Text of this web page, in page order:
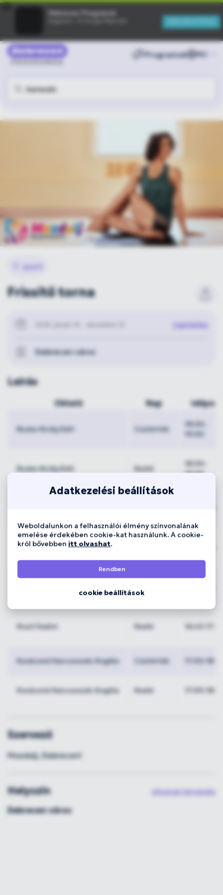
Programok
sport
Frissítő torna
naptárba
Debrecen város
Leírás
Oktató Nap
Budai-Király Edit Csütörtök
18:00-
Budai-Király Edit Kedd
18:00-
19:00
Kapusi László
Kiszil Vadim Kedd 16:45-
Kovácsné Hancsovszki Angéla Csütörtök 17:00-
Kovácsné Hancsovszki Angéla Kedd 17:00-
Szervező
Mozdulj, Debrecen!
Helyszín
útvonal tervezés
Debrecen város
Adatkezelési beállítások
Weboldalunkon a felhasználói élmény színvonalának
emelése érdekében cookie-kat használunk. A cookie-
król bővebben itt olvashat.
Rendben
cookie beállítások